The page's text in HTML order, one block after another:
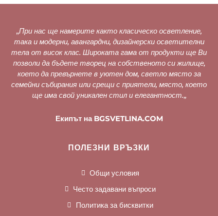
„При нас ще намерите както класическо осветление,
така и модерни, авангардни, дизайнерски осветителни
тела от висок клас. Широката гама от продукти ще Ви
позволи да бъдете творец на собственото си жилище,
което да превърнете в уютен дом, светло място за
семейни събирания или срещи с приятели, място, което
ще има свой уникален стил и елегантност.„
Екипът на BGSVETLINA.COM
ПОЛЕЗНИ ВРЪЗКИ
Общи условия
Често задавани въпроси
Политика за бисквитки